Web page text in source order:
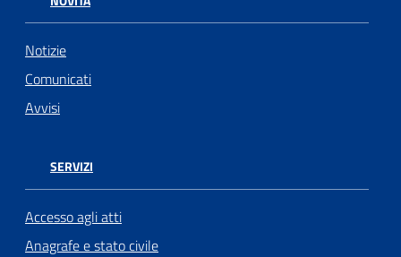
Notizie
Comunicati
Avvisi
SERVIZI
Accesso agli atti
Anagrafe e stato civile